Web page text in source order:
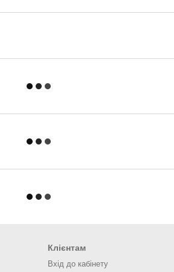
Клієнтам
Вхід до кабінету